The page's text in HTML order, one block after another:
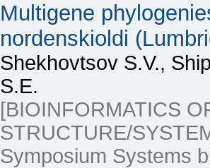
Multigene
nordenskioldi
Shekhovtsov S.V.,
S.E.
[BIOINFORMATICS
STRUCTURE/
Symposium Systems